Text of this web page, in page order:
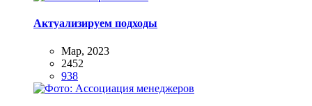
Актуализируем подходы
Мар, 2023
2452
938